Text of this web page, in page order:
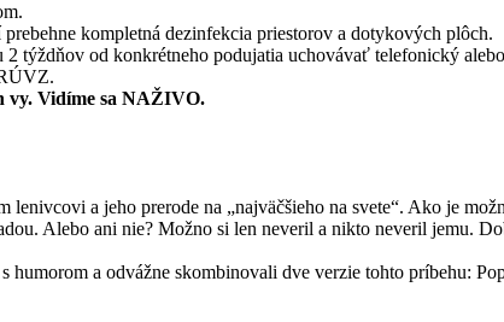
kompletná dezinfekcia priestorov a dotykových plôch.
týždňov od konkrétneho podujatia uchovávať telefonický
vy. Vidíme sa NAŽIVO.
a jeho prerode na „najväčšieho na svete“. Ako je
Alebo ani nie? Možno si len neveril a nikto neveril jemu.
a odvážne skombinovali dve verzie tohto príbehu: